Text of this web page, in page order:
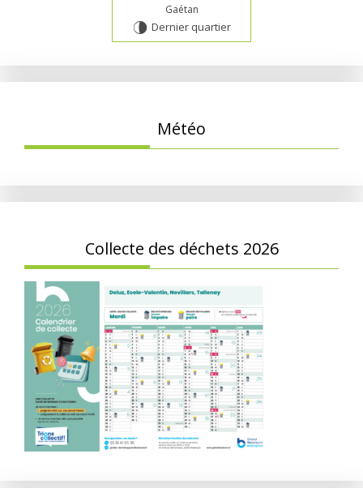
Gaétan
U Dernier quartier
Météo
Collecte des déchets 2026